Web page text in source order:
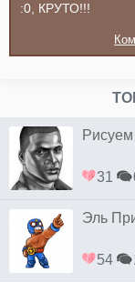
:0, КРУТО!!!
31
Эль
54